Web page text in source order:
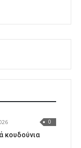
0
κουδούνια